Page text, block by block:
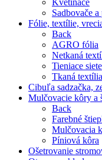
Sadbovače a
Fólie, textílie,
Back
AGRO fólia
Netkaná
Tieniace siete
Tkaná
Cibuľa sadzačka,
Mulčovacie kôry a
Back
Farebné
Mulčovacia
Píniová kôra
Ošetrovanie